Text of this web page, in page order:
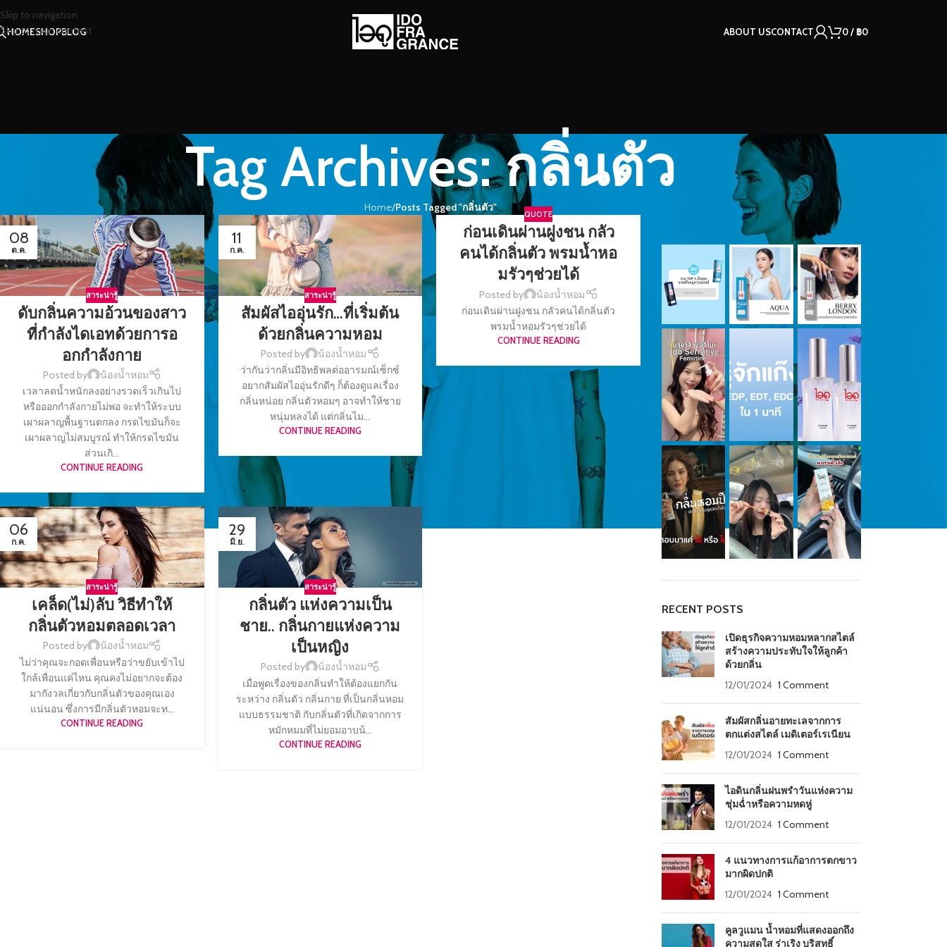
Skip to navigation
Skip to main content
HOMESHOPBLOG ABOUT USCONTACT 0/ ฿0
Tag Archives: กลิ่นตัว
Home/Posts Tagged "กลิ่นตัว"
08
ต.ค.
สาระน่ารู้
ดับกลิ่นความอ้วนของสาว
ที่กำลังไดเอทด้วยการอ
อกกำลังกาย
Posted by
น้องน้ำหอม
เวลาลดน้ำหนักลงอย่างรวดเร็วเกินไป
หรือออกกำลังกายไม่พอ จะทำให้ระบบ
เผาผลาญพื้นฐานตกลง กรดไขมันก็จะ
เผาผลาญไม่สมบูรณ์ ทำให้กรดไขมัน
ส่วนเกิ...
CONTINUE READING
11
ก.ค.
สาระน่ารู้
สัมผัสไออุ่นรัก…ที่เริ่มต้น
ด้วยกลิ่นความหอม
Posted by
น้องน้ำหอม
ว่ากันว่ากลิ่นมีอิทธิพลต่ออารมณ์เซ็กซ์
อยากสัมผัสไออุ่นรักดีๆ ก็ต้องดูแลเรื่อง
กลิ่นหน่อย กลิ่นตัวหอมๆ อาจทำให้ชาย
หนุ่มหลงได้ แต่กลิ่นไม...
CONTINUE READING
QUOTE
ก่อนเดินผ่านฝูงชน กลัว
คนได้กลิ่นตัว พรมน้ำหอ
มรัวๆช่วยได้
Posted by
น้องน้ำหอม
ก่อนเดินผ่านฝูงชน กลัวคนได้กลิ่นตัว
พรมน้ำหอมรัวๆช่วยได้
CONTINUE READING
06
ก.ค.
สาระน่ารู้
เคล็ด(ไม่)ลับ วิธีทำให้
กลิ่นตัวหอมตลอดเวลา
Posted by
น้องน้ำหอม
ไม่ว่าคุณจะกอดเพื่อนหรือว่าขยับเข้าไป
ใกล้เพื่อนแค่ไหน คุณคงไม่อยากจะต้อง
มากังวลเกี่ยวกับกลิ่นตัวของคุณเอง
แน่นอน ซึ่งการมีกลิ่นตัวหอมจะท...
CONTINUE READING
29
มิ.ย.
สาระน่ารู้
กลิ่นตัว แห่งความเป็น
ชาย.. กลิ่นกายแห่งความ
เป็นหญิง
Posted by
น้องน้ำหอม
เมื่อพูดเรื่องของกลิ่นทำให้ต้องแยกกัน
ระหว่าง กลิ่นตัว กลิ่นกาย ที่เป็นกลิ่นหอม
แบบธรรมชาติ กับกลิ่นตัวที่เกิดจากการ
หมักหมมที่ไม่ยอมอาบน้...
CONTINUE READING
OUR INSTAGRAM
RECENT POSTS
เปิดธุรกิจความหอมหลากสไตล์
สร้างความประทับใจให้ลูกค้า
ด้วยกลิ่น
12/01/2024 1 Comment
สัมผัสกลิ่นอายทะเลจากการ
ตกแต่งสไตล์ เมดิเตอร์เรเนียน
12/01/2024 1 Comment
ไอดินกลิ่นฝนพรำวันแห่งความ
ชุ่มฉ่ำหรือความหดหู่
12/01/2024 1 Comment
4 แนวทางการแก้อาการตกขาว
มากผิดปกติ
12/01/2024 1 Comment
คูลวูแมน น้ำหอมที่แสดงออกถึง
ความสดใส ร่าเริง บริสุทธิ์